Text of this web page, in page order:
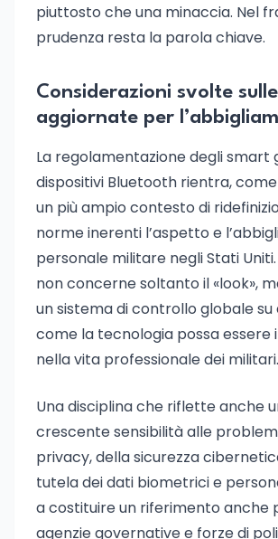
piuttosto che una minaccia. Nel
prudenza resta la parola chiave.
Considerazioni svolte
aggiornate per
La regolamentazione degli smart
dispositivi Bluetooth rientra,
un più ampio contesto di
norme inerenti l’aspetto e
personale militare negli Stati
non concerne soltanto il «look»,
un sistema di controllo globale su
come la tecnologia possa
nella vita professionale dei militari.
Una disciplina che riflette anche
crescente sensibilità alle
privacy, della sicurezza
tutela dei dati biometrici e
a costituire un riferimento anche
agenzie governative e forze di